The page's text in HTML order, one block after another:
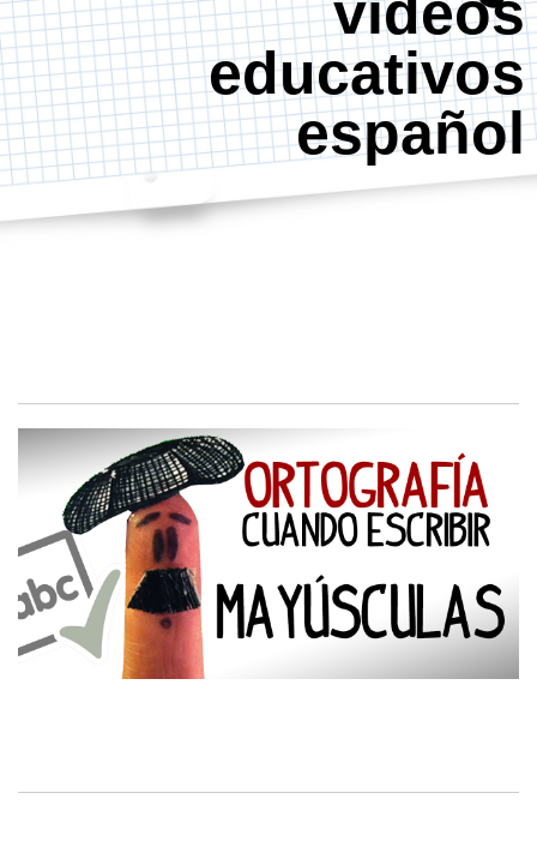
educativos
español